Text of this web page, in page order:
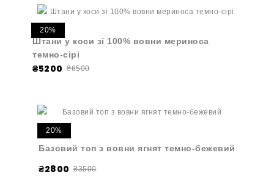
20%
Штани у коси зі 100% вовни мериноса
темно-сірі
₴5200 ₴6500
20%
Базовий топ з вовни ягнят темно-бежевий
₴2800 ₴3500